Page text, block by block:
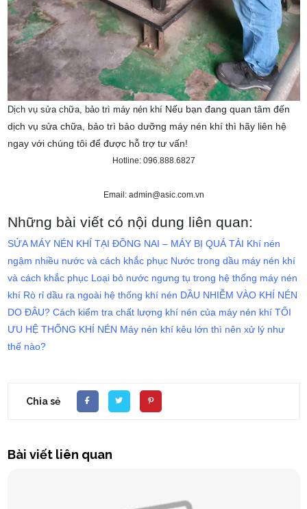
Dịch vụ sửa chữa, bảo trì máy nén khí Nếu bạn đang quan tâm đến
dịch vụ sửa chữa, bảo trì bảo dưỡng máy nén khí thì hãy liên hệ
ngay với chúng tôi để được hỗ trợ tư vấn!
Hotline: 096.888.6827
Email: admin@asic.com.vn
Những bài viết có nội dung liên quan:
SỬA MÁY NÉN KHÍ TẠI ĐỒNG NAI – MÁY BỊ QUÁ TẢI Khí nén
ngậm nhiều nước và cách khắc phục Nước trong dầu máy nén khí
và cách khắc phục Loại bỏ nước ngưng tụ trong hệ thống máy nén
khí Rò rỉ dầu ra ngoài hệ thống khí nén DẦU NHIỄM VÀO KHÍ NÉN
DO ĐÂU? Cách kiểm tra chất lượng khí nén của máy nén khí TỐI
ƯU HỆ THỐNG KHÍ NÉN Máy nén khí kêu lớn thì nên xử lý như
thế nào?
Chia sẻ
Bài viết liên quan